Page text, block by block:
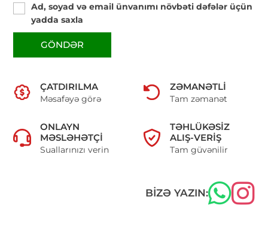
Ad, soyad və email ünvanımı növbəti dəfələr üçün
yadda saxla
GÖNDƏR
ÇATDIRILMA
Məsafəyə görə
ZƏMANƏTLI
Tam zəmanət
ONLAYN
MƏSLƏHƏTÇI
Suallarınızı verin
TƏHLÜKƏSIZ
ALIŞ-VERIŞ
Tam güvənilir
BIZƏ YAZIN: